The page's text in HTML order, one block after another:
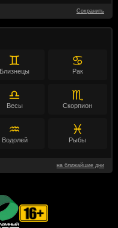
Сохранить
♊
Близнецы
♋
Рак
♎
Весы
♏
Скорпион
♒
Водолей
♓
Рыбы
на ближайшие дни